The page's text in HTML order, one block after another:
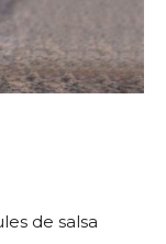
de salsa